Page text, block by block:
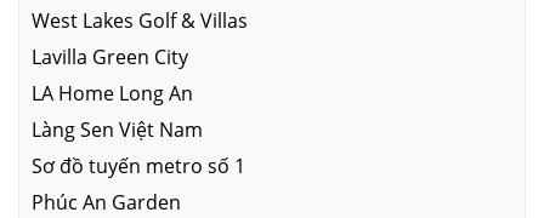
West Lakes Golf & Villas
Lavilla Green City
LA Home Long An
Làng Sen Việt Nam
Sơ đồ tuyến metro số 1
Phúc An Garden